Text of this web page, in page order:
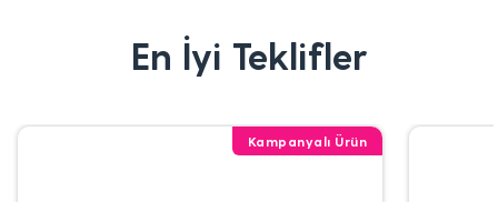
En İyi Teklifler
Kampanyalı Ürün